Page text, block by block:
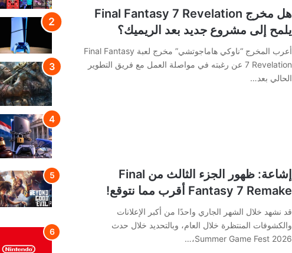
هل مخرج Final Fantasy 7 Revelation
يلمح إلى مشروع جديد بعد الريميك؟
أعرب المخرج “ناوكي هاماجوتشي” مخرج لعبة Final Fantasy
7 Revelation عن رغبته في مواصلة العمل مع فريق التطوير
الحالي بعد…
إشاعة: ظهور الجزء الثالث من Final
Fantasy 7 Remake أقرب مما نتوقع!
قد نشهد خلال الشهر الجاري واحدًا من أكبر الإعلانات
والكشوفات المنتظرة خلال العام، وبالتحديد خلال حدث
Summer Game Fest 2026،…